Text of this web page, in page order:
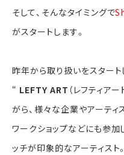
そして、そんなタイミングで
がスタートします。
昨年から取り扱いをスタート
“ LEFTY ART （レフティア
がら、様々な企業やアーティ
ワークショップなどにも参
ッチが印象的なアーティスト。